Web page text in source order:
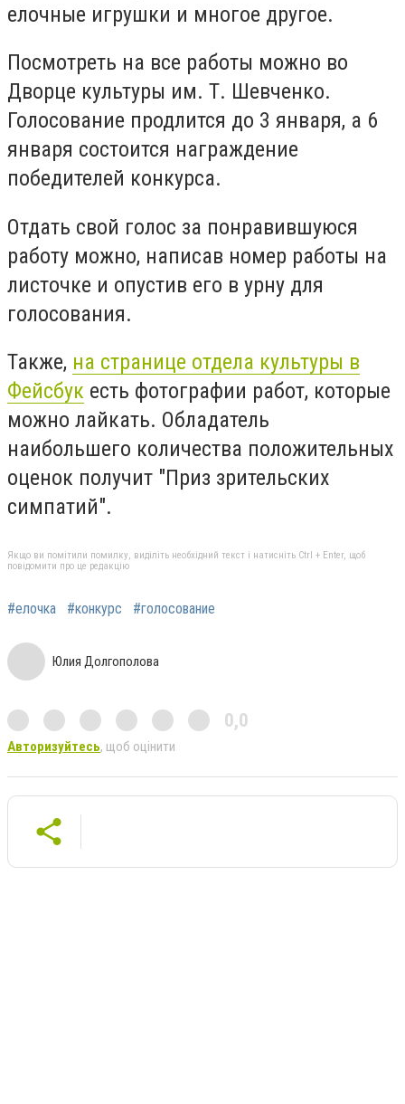
елочные игрушки и многое другое.
Посмотреть на все работы можно во
Дворце культуры им. Т. Шевченко.
Голосование продлится до 3 января, а 6
января состоится награждение
победителей конкурса.
Отдать свой голос за понравившуюся
работу можно, написав номер работы на
листочке и опустив его в урну для
голосования.
Также, на странице отдела культуры в
Фейсбук есть фотографии работ, которые
можно лайкать. Обладатель
наибольшего количества положительных
оценок получит "Приз зрительских
симпатий".
Якщо ви помітили помилку, виділіть необхідний текст і натисніть Ctrl + Enter, щоб
повідомити про це редакцію
#елочка #конкурс #голосование
Юлия Долгополова
0,0
Авторизуйтесь, щоб оцінити